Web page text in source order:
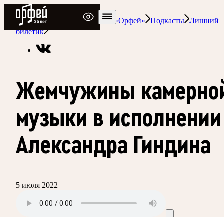
Радио Орфей
Радио классической музыки «Орфей»
Подкасты Лишний
билетик
Жемчужины
музыки в исполнении
Александра Гиндина
5 июля 2022